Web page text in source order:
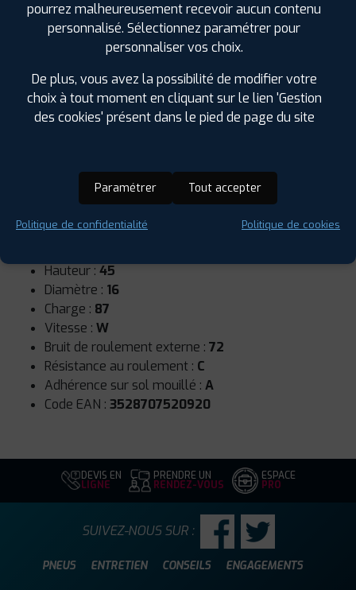
Runflat :Non
Hauteur : 45
Diamètre : 16
Charge : 87
Vitesse : W
Bruit de roulement externe : 72
Résistance au roulement : C
Adhérence sur sol mouillé : A
Code EAN : 3528707520920
DEVIS EN
LIGNE
PRENDRE UN
RENDEZ-VOUS
ESPACE
PRO
PNEUS ENTRETIEN CONSEILS ENGAGEMENTS
SUIVEZ-NOUS SUR :
pourrez malheureusement recevoir aucun contenu
personnalisé. Sélectionnez paramétrer pour
personnaliser vos choix.
De plus, vous avez la possibilité de modifier votre
choix à tout moment en cliquant sur le lien 'Gestion
des cookies' présent dans le pied de page du site
Paramétrer Tout accepter
Politique de confidentialité Politique de cookies